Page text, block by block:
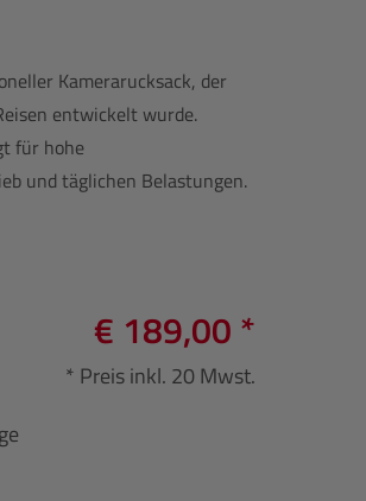
Kamerarucksack, der
entwickelt wurde.
für hohe
und täglichen Belastungen.
€ 189,00 *
* Preis inkl. 20 Mwst.